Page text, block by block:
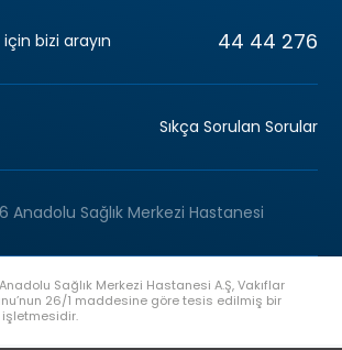
bizi arayın 44 44 276
Sıkça Sorulan Sorular
Sağlık Merkezi Hastanesi
Sağlık Merkezi Hastanesi A.Ş, Vakıflar
26/1 maddesine göre tesis edilmiş bir
işletmesidir.